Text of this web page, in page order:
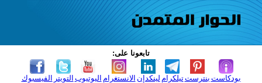
تابعونا على:
الفيسبوك التويتر اليوتيوب الانستغرام لينكدإن تيلكرامبنترست بودكاست